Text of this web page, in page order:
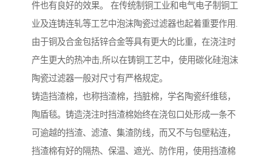
件也有良好的效果。 在传统制铜工业和电气电子制铜工
业及连铸连轧等工艺中泡沫陶瓷过滤器也起着重要作用.
由于铜及合金包括锌合金等具有更大的比重，在浇注时
产生更大的热冲击,所以在铸铜工艺中，使用碳化硅泡沫
陶瓷过滤器一般对尺寸有严格规定。
铸造挡渣棉，也称挡渣棉，挡脏棉，学名陶瓷纤维毯，
陶盾毯。铸造浇注时挡渣棉始终在浇包口处形成一条不
可逾越的挡渣、滤渣、集渣防线，而又不与包壁粘连，
挡渣棉有好的隔热、保温、遮光、防作用，使用挡渣棉